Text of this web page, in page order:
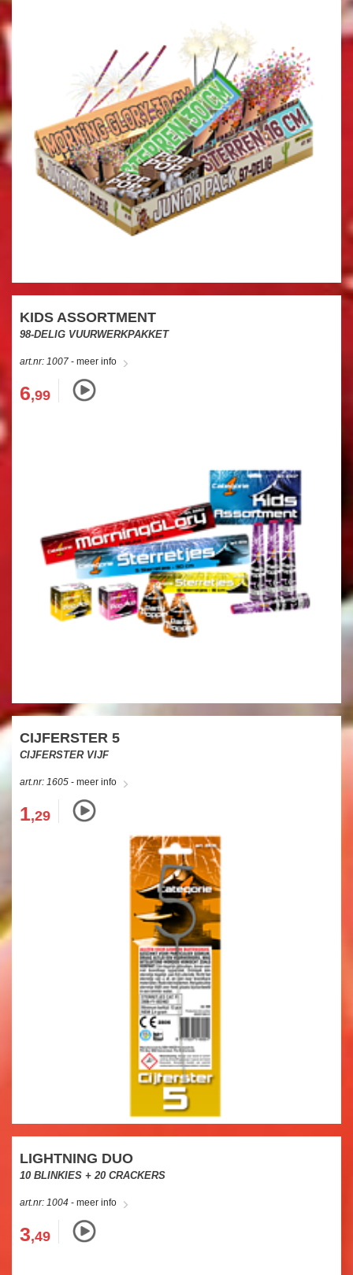
KIDS ASSORTMENT
98-DELIG VUURWERKPAKKET
art.nr: 1007 - meer info
6,99
CIJFERSTER 5
CIJFERSTER VIJF
art.nr: 1605 - meer info
1,29
LIGHTNING DUO
10 BLINKIES + 20 CRACKERS
art.nr: 1004 - meer info
3,49